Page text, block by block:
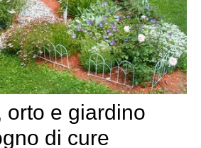
orto e giardino
di cure